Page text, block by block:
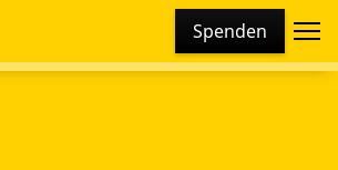
Spenden
setzt verschiedene Cookies und
Dies beinhaltet Cookies und